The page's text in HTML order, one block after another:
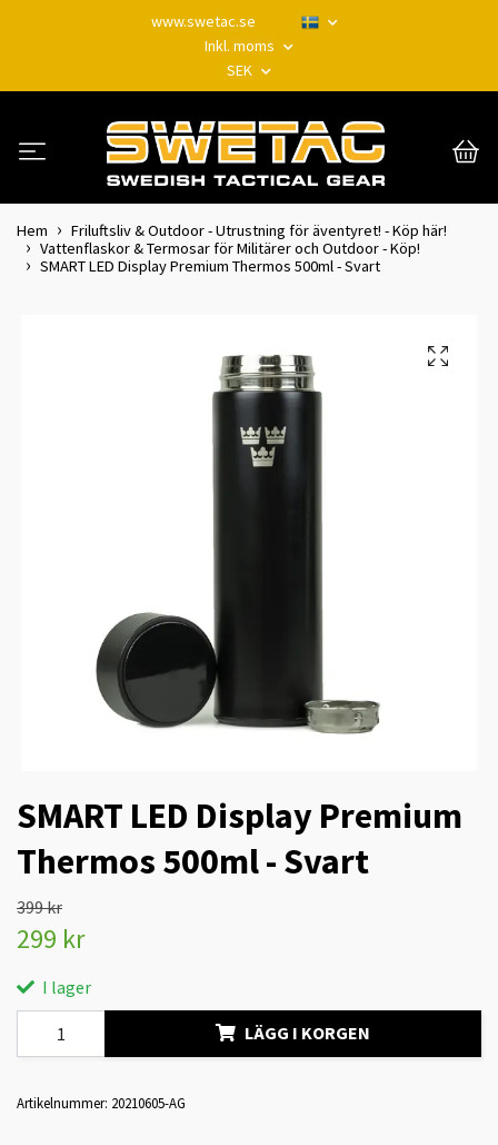
www.swetac.se
Inkl. moms
SEK
Hem
Friluftsliv & Outdoor - Utrustning för äventyret! - Köp här!
Vattenflaskor & Termosar för Militärer och Outdoor - Köp!
SMART LED Display Premium Thermos 500ml - Svart
SMART LED Display Premium
Thermos 500ml - Svart
399 kr
299 kr
I lager
LÄGG I KORGEN
Artikelnummer: 20210605-AG